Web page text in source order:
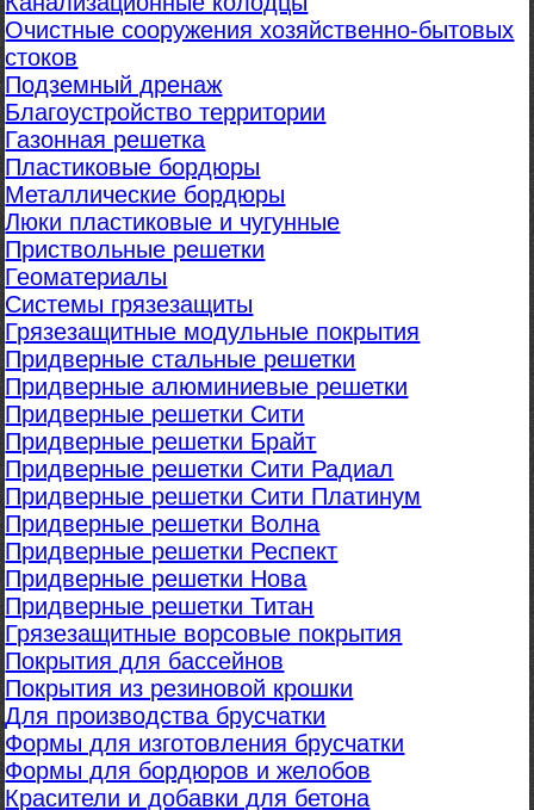
Очистные сооружения хозяйственно-бытовых
стоков
Подземный дренаж
Благоустройство территории
Газонная решетка
Пластиковые бордюры
Металлические бордюры
Люки пластиковые и чугунные
Приствольные решетки
Геоматериалы
Системы грязезащиты
Грязезащитные модульные покрытия
Придверные стальные решетки
Придверные алюминиевые решетки
Придверные решетки Сити
Придверные решетки Брайт
Придверные решетки Сити Радиал
Придверные решетки Сити Платинум
Придверные решетки Волна
Придверные решетки Респект
Придверные решетки Нова
Придверные решетки Титан
Грязезащитные ворсовые покрытия
Покрытия для бассейнов
Покрытия из резиновой крошки
Для производства брусчатки
Формы для изготовления брусчатки
Формы для бордюров и желобов
Красители и добавки для бетона